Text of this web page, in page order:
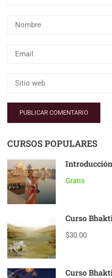
CURSOS POPULARES
Gratis
Curso
$30.00
Curso